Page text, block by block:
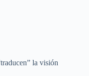
la visión